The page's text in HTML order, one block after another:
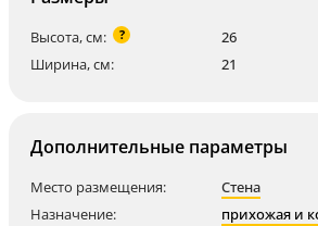
Высота, см: ?
26
Ширина, см:
21
Дополнительные параметры
Место размещения:
Стена
Назначение:
прихожая и